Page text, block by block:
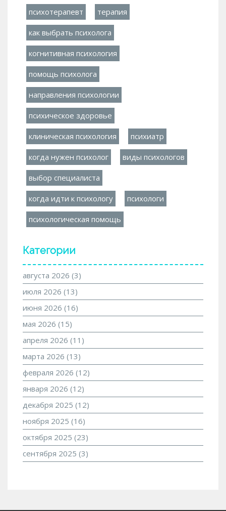
психотерапевт терапия
как выбрать психолога
когнитивная психология
помощь психолога
направления психологии
психическое здоровье
клиническая психология психиатр
когда нужен психолог виды психологов
выбор специалиста
когда идти к психологу психологи
психологическая помощь
Категории
августа 2026 (3)
июля 2026 (13)
июня 2026 (16)
мая 2026 (15)
апреля 2026 (11)
марта 2026 (13)
февраля 2026 (12)
января 2026 (12)
декабря 2025 (12)
ноября 2025 (16)
октября 2025 (23)
сентября 2025 (3)